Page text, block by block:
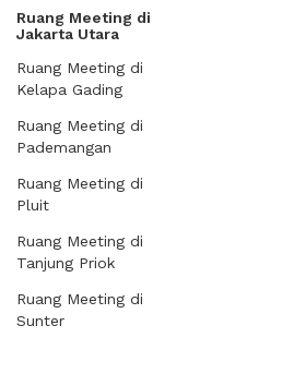
Ruang Meeting di
Jakarta Utara
Ruang Meeting di
Kelapa Gading
Ruang Meeting di
Pademangan
Ruang Meeting di
Pluit
Ruang Meeting di
Tanjung Priok
Ruang Meeting di
Sunter